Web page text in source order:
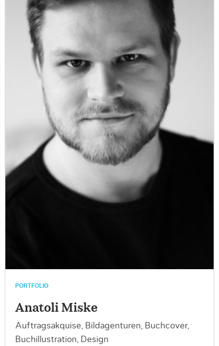
PORTFOLIO
Anatoli Miske
Auftragsakquise, Bildagenturen, Buchcover,
Buchillustration, Design